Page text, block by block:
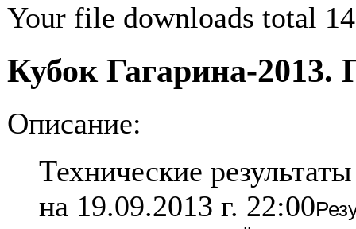
Your file downloads total
Кубок Гагарина-
Описание:
Технические
на 19.09.2013 г. 22:00